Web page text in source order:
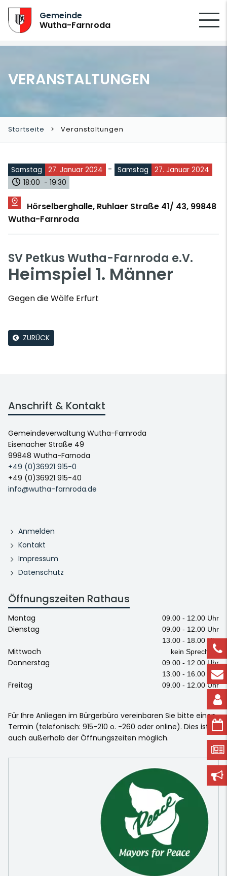
Gemeinde
Wutha-Farnroda
VERANSTALTUNGEN
Startseite Veranstaltungen
Samstag 27. Januar 2024 - Samstag
27. Januar 2024
18:00 - 19:30
Hörselberghalle, Ruhlaer Straße 41/ 43, 99848
Wutha-Farnroda
SV Petkus Wutha-Farnroda e.V.
Heimspiel 1. Männer
Gegen die Wölfe Erfurt
ZURÜCK
Anschrift & Kontakt
Gemeindeverwaltung Wutha-Farnroda
Eisenacher Straße 49
99848 Wutha-Farnoda
+49 (0)36921 915-0
+49 (0)36921 915-40
info@wutha-farnroda.de
Anmelden
Kontakt
Impressum
Datenschutz
Öffnungszeiten Rathaus
Montag 09.00 - 12.00 Uhr
Dienstag
09.00 - 12.00 Uhr
13.00 - 18.00 Uhr
Mittwoch kein Sprechtag
Donnerstag
09.00 - 12.00 Uhr
13.00 - 16.00 Uhr
Freitag 09.00 - 12.00 Uhr
Für Ihre Anliegen im Bürgerbüro vereinbaren Sie bitte einen
Termin (telefonisch: 915-210 o. -260 oder online). Dies ist
auch außerhalb der Öffnungszeiten möglich.